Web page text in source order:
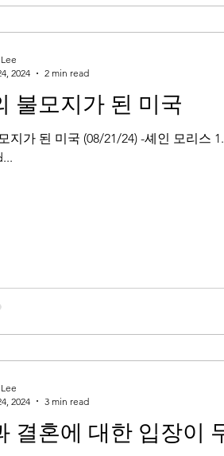
불모지가 된 미국
지가 된 미국 (08/21/24) -셰인 모리
2024
2 min read
결혼에 대한 입장이
2024
3 min read